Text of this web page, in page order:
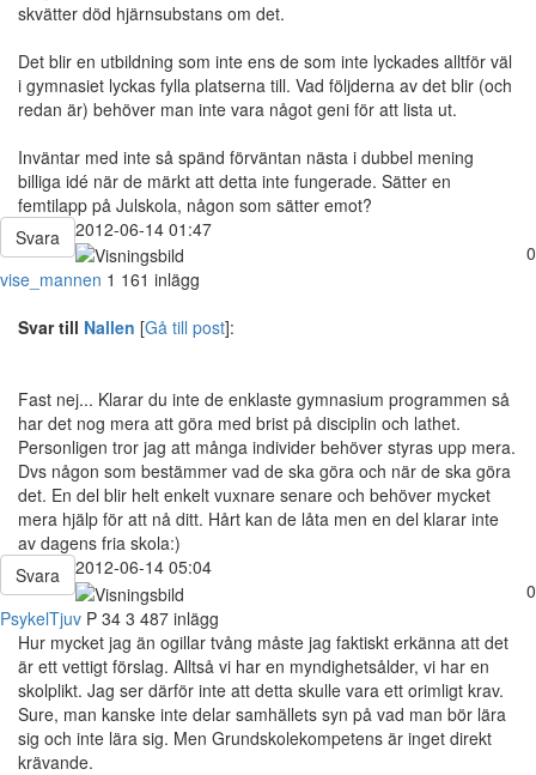
skvätter död hjärnsubstans om det.
Det blir en utbildning som inte ens de som inte lyckades alltför väl
i gymnasiet lyckas fylla platserna till. Vad följderna av det blir (och
redan är) behöver man inte vara något geni för att lista ut.
Inväntar med inte så spänd förväntan nästa i dubbel mening
billiga idé när de märkt att detta inte fungerade. Sätter en
femtilapp på Julskola, någon som sätter emot?
Svara
2012-06-14 01:47
0
vise_mannen 1 161 inlägg
Svar till Nallen [Gå till post]:
Fast nej... Klarar du inte de enklaste gymnasium programmen så
har det nog mera att göra med brist på disciplin och lathet.
Personligen tror jag att många individer behöver styras upp mera.
Dvs någon som bestämmer vad de ska göra och när de ska göra
det. En del blir helt enkelt vuxnare senare och behöver mycket
mera hjälp för att nå ditt. Hårt kan de låta men en del klarar inte
av dagens fria skola:)
Svara
2012-06-14 05:04
0
PsykelTjuv P 34 3 487 inlägg
Hur mycket jag än ogillar tvång måste jag faktiskt erkänna att det
är ett vettigt förslag. Alltså vi har en myndighetsålder, vi har en
skolplikt. Jag ser därför inte att detta skulle vara ett orimligt krav.
Sure, man kanske inte delar samhällets syn på vad man bör lära
sig och inte lära sig. Men Grundskolekompetens är inget direkt
krävande.